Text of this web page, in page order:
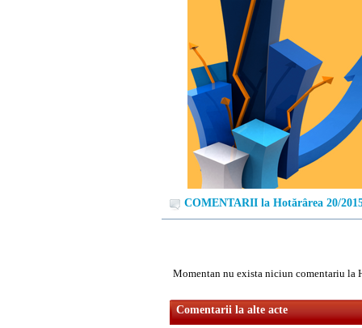
COMENTARII la Hotărârea 20/
Momentan nu exista niciun comentariu la
Comentarii la alte acte